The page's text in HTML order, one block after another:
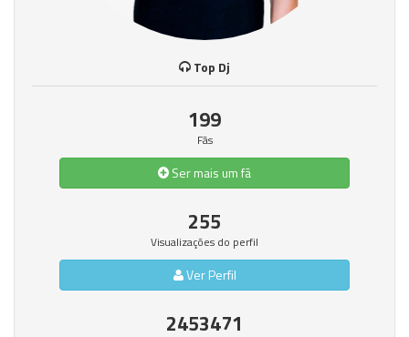
Top Dj
199
Fãs
Ser mais um fã
255
Visualizações do perfil
Ver Perfil
2453471